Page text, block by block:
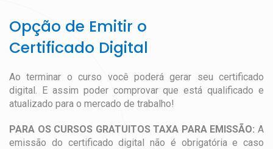
Opção de Emitir o
Certificado Digital
Ao terminar o curso você poderá gerar seu certificado
digital. E assim poder comprovar que está qualificado e
atualizado para o mercado de trabalho!
PARA OS CURSOS GRATUITOS TAXA PARA EMISSÃO: A
emissão do certificado digital não é obrigatória e caso